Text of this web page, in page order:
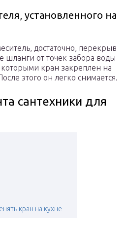
установленного на
достаточно, перекрыв
шланги от точек забора воды
кран закреплен на
этого он легко снимается.
сантехники для
кран на кухне